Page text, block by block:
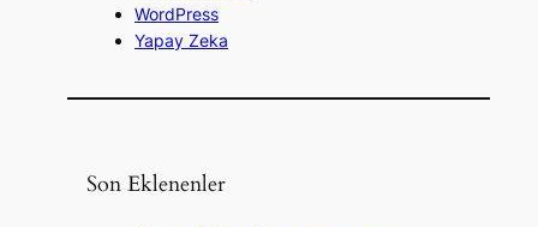
WordPress
Yapay Zeka
Son Eklenenler